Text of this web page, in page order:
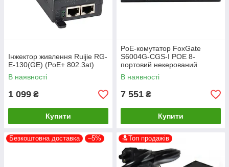
Інжектор живлення Ruijie RG-
E-130(GE) (PoE+ 802.3at)
В наявності
1 099 ₴
Купити
PoE-комутатор FoxGate
S6004G-CGS-I POE 8-
портовий некерований
В наявності
7 551 ₴
Купити
Безкоштовна доставка –5% 🔝Топ продажів